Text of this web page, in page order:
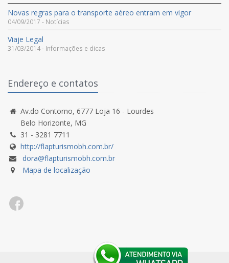
Novas regras para o transporte aéreo entram em vigor
04/09/2017 - Notícias
Viaje Legal
31/03/2014 - Informações e dicas
Endereço e contatos
Av.do Contorno, 6777 Loja 16 - Lourdes
Belo Horizonte, MG
31 - 3281 7711
http://flapturismobh.com.br/
dora@flapturismobh.com.br
Mapa de localização